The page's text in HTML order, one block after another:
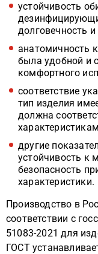
устойчивость
долговечность
анатомичность
была удобной и
комфортного
соответствие
тип изделия
должна
другие
устойчивость к
безопасность
характеристики.
Производство в
соответствии с
51083-2021 для
ГОСТ